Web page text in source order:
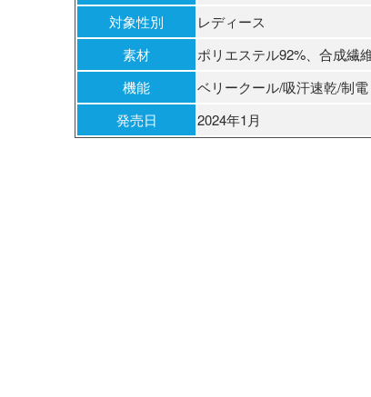
対象性別
レディース
素材
ポリエステル92%、合成繊
機能
ベリークール/吸汗速乾/制電
発売日
2024年1月